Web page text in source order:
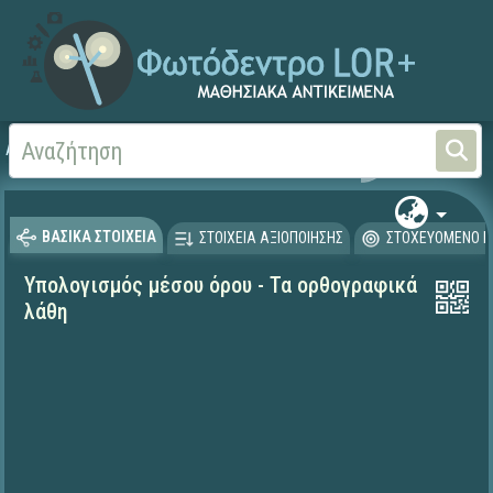
Αρχική
ΒΑΣΙΚΑ ΣΤΟΙΧΕΙΑ ΣΤΟΙΧΕΙΑ ΑΞΙΟΠΟΙΗΣΗΣ ΣΤΟΧΕΥΟΜΕΝΟ
Υπολογισμός μέσου όρου - Τα ορθογραφικά
λάθη